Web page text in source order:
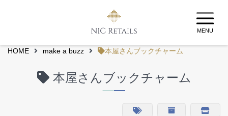
MENU
HOME make a buzz 本屋さんブックチャーム
本屋さんブックチャーム